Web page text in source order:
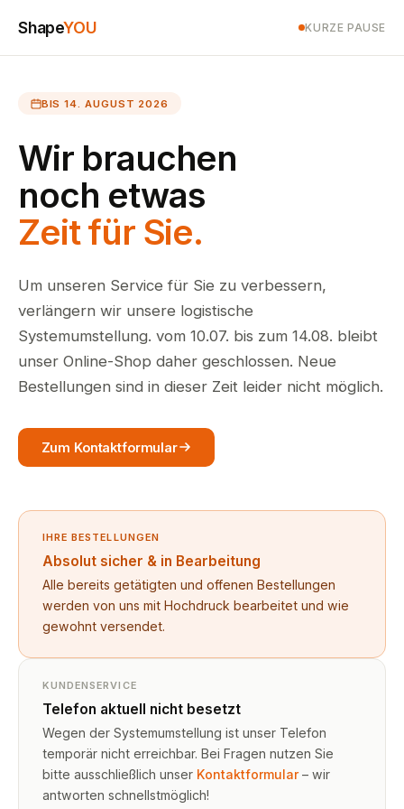
ShapeYOU KURZE PAUSE
BIS 14. AUGUST 2026
Wir brauchen
noch etwas
Zeit für Sie.
Um unseren Service für Sie zu verbessern,
verlängern wir unsere logistische
Systemumstellung. vom 10.07. bis zum 14.08. bleibt
unser Online-Shop daher geschlossen. Neue
Bestellungen sind in dieser Zeit leider nicht möglich.
Zum Kontaktformular
IHRE BESTELLUNGEN
Absolut sicher & in Bearbeitung
Alle bereits getätigten und offenen Bestellungen
werden von uns mit Hochdruck bearbeitet und wie
gewohnt versendet.
KUNDENSERVICE
Telefon aktuell nicht besetzt
Wegen der Systemumstellung ist unser Telefon
temporär nicht erreichbar. Bei Fragen nutzen Sie
bitte ausschließlich unser Kontaktformular– wir
antworten schnellstmöglich!